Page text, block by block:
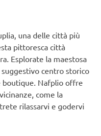
una delle città più
pittoresca città
Esplorate la maestosa
centro storico
boutique. Nafplio offre
come la
rilassarvi e godervi